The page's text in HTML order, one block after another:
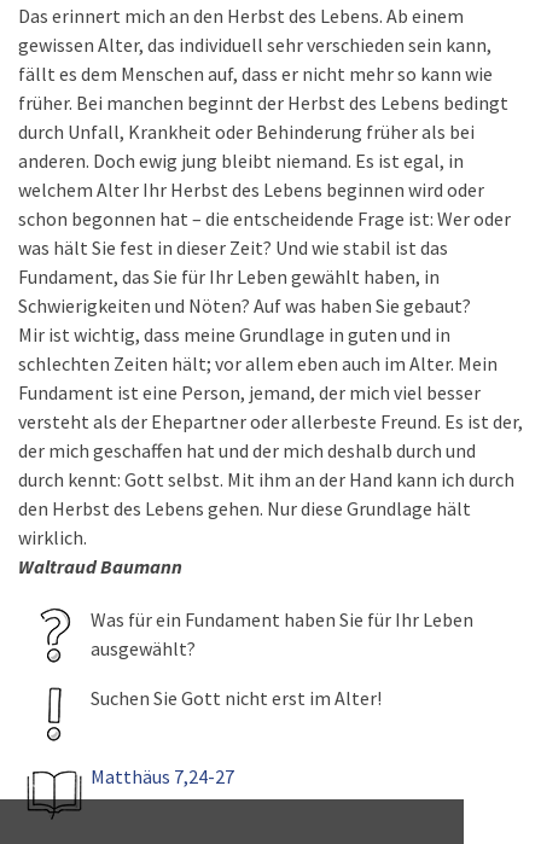
Das erinnert mich an den Herbst des Lebens. Ab einem
gewissen Alter, das individuell sehr verschieden sein kann,
fällt es dem Menschen auf, dass er nicht mehr so kann wie
früher. Bei manchen beginnt der Herbst des Lebens bedingt
durch Unfall, Krankheit oder Behinderung früher als bei
anderen. Doch ewig jung bleibt niemand. Es ist egal, in
welchem Alter Ihr Herbst des Lebens beginnen wird oder
schon begonnen hat – die entscheidende Frage ist: Wer oder
was hält Sie fest in dieser Zeit? Und wie stabil ist das
Fundament, das Sie für Ihr Leben gewählt haben, in
Schwierigkeiten und Nöten? Auf was haben Sie gebaut?
Mir ist wichtig, dass meine Grundlage in guten und in
schlechten Zeiten hält; vor allem eben auch im Alter. Mein
Fundament ist eine Person, jemand, der mich viel besser
versteht als der Ehepartner oder allerbeste Freund. Es ist der,
der mich geschaffen hat und der mich deshalb durch und
durch kennt: Gott selbst. Mit ihm an der Hand kann ich durch
den Herbst des Lebens gehen. Nur diese Grundlage hält
wirklich.
Waltraud Baumann
Was für ein Fundament haben Sie für Ihr Leben
ausgewählt?
Suchen Sie Gott nicht erst im Alter!
Matthäus 7,24-27